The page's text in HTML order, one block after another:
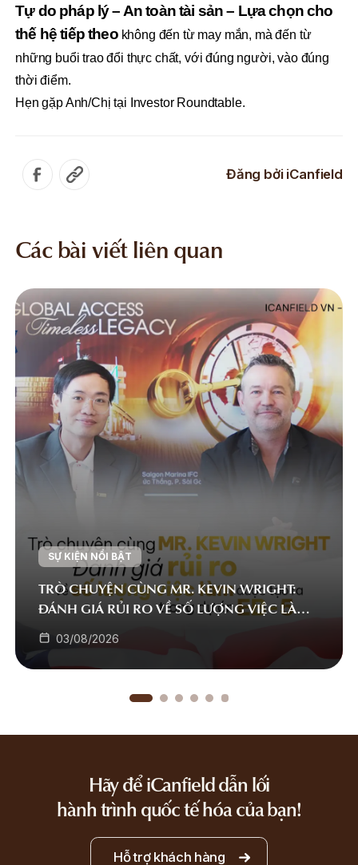
Tự do pháp lý – An toàn tài sản – Lựa chọn cho
thế hệ tiếp theokhông đến từ may mắn, màđến từ
những buổi trao đổi thực chất, với đúng người, vào đúng
thời điểm.
Hẹn gặp Anh/Chị tại Investor Roundtable.
Đăng bởi iCanfield
Các bài viết liên quan
SỰ KIỆN NỔI BẬT
TRÒ CHUYỆN CÙNG MR. KEVIN WRIGHT:
ĐÁNH GIÁ RỦI RO VỀ SỐ LƯỢNG VIỆC LÀM
ĐƯỢC TẠO RA TRONG DỰ ÁN EB-5
03/08/2026
Hãy để iCanfield dẫn lối
hành trình quốc tế hóa của bạn!
Hỗ trợ khách hàng